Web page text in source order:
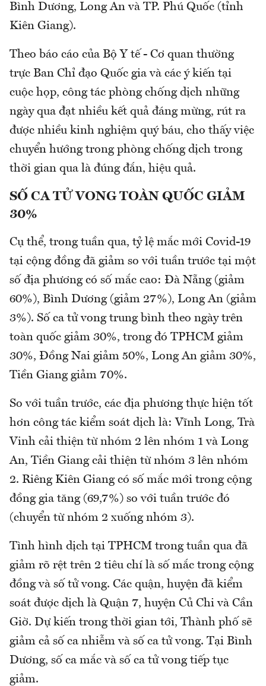
Bình Dương, Long An và TP. Phú Quốc (tỉnh
Kiên Giang).
Theo báo cáo của Bộ Y tế - Cơ quan thường
trực Ban Chỉ đạo Quốc gia và các ý kiến tại
cuộc họp, công tác phòng chống dịch những
ngày qua đạt nhiều kết quả đáng mừng, rút ra
được nhiều kinh nghiệm quý báu, cho thấy việc
chuyển hướng trong phòng chống dịch trong
thời gian qua là đúng đắn, hiệu quả.
SỐ CA TỬ VONG TOÀN QUỐC GIẢM
30%
Cụ thể, trong tuần qua, tỷ lệ mắc mới Covid-19
tại cộng đồng đã giảm so với tuần trước tại một
số địa phương có số mắc cao: Đà Nẵng (giảm
60%), Bình Dương (giảm 27%), Long An (giảm
3%). Số ca tử vong trung bình theo ngày trên
toàn quốc giảm 30%, trong đó TPHCM giảm
30%, Đồng Nai giảm 50%, Long An giảm 30%,
Tiền Giang giảm 70%.
So với tuần trước, các địa phương thực hiện tốt
hơn công tác kiểm soát dịch là: Vĩnh Long, Trà
Vinh cải thiện từ nhóm 2 lên nhóm 1 và Long
An, Tiền Giang cải thiện từ nhóm 3 lên nhóm
2. Riêng Kiên Giang có số mắc mới trong cộng
đồng gia tăng (69,7%) so với tuần trước đó
(chuyển từ nhóm 2 xuống nhóm 3).
Tình hình dịch tại TPHCM trong tuần qua đã
giảm rõ rệt trên 2 tiêu chí là số mắc trong cộng
đồng và số tử vong. Các quận, huyện đã kiểm
soát được dịch là Quận 7, huyện Củ Chi và Cần
Giờ. Dự kiến trong thời gian tới, Thành phố sẽ
giảm cả số ca nhiễm và số ca tử vong. Tại Bình
Dương, số ca mắc và số ca tử vong tiếp tục
giảm.